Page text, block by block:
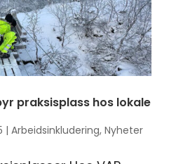
praksisplass hos lokale
| Arbeidsinkludering, Nyheter